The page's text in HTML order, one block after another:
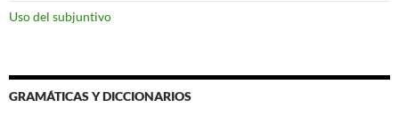
Uso del subjuntivo
GRAMÁTICAS Y DICCIONARIOS